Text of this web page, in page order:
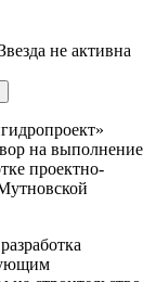
на выполнение
проектно-